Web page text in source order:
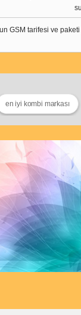
GSM tarifesi ve paketi
en iyi kombi markası